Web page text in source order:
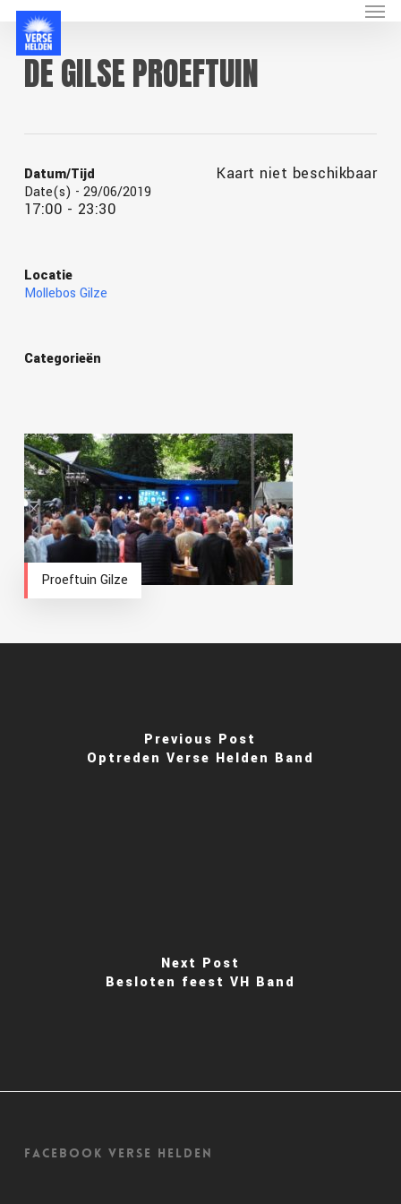
Skip
main
contentDE GILSE PROEFTUIN
Kaart niet beschikbaar
Datum/Tijd
Date(s) - 29/06/2019
17:00 - 23:30
Locatie
Mollebos Gilze
Categorieën
Proeftuin Gilze
Previous Post
Optreden Verse Helden Band
Next Post
Besloten feest VH Band
Facebook Verse Helden